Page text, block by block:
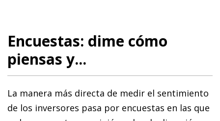
Encuestas: dime cómo
piensas y...
La manera más directa de medir el sentimiento
de los inversores pasa por encuestas en las que